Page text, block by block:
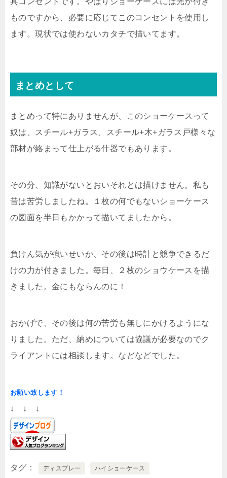
ものですから、必要に応じてこのコンセントを使用し
ます。現状では使わないカタチで描いてます。
まとめとして
まとめって特にありませんが、このショーケースって
奴は、スチール+ガラス、スチール+木+ガラス戸様々な
部材が絡まって仕上がる什器でもあります。
その分、知識がないとおいそれとは描けません。私も
昔は苦労しましたね。１枚の何でもないショーケース
の図面を半日もかかって描いてましたから。
負けん気が強いせいか、その後は時計と競争できるだ
けの力が付きました。毎日、２枚のショウケースを描
きました。金にもならんのに！
おかげで、その後は何の苦労も無しにかけるようにな
りました。ただ、納めについては協議が必要なのでク
ライアントには相談します。などなどでした。
お願い致します！
↓ ↓ ↓
タグ ディスプレー ハイショーケース